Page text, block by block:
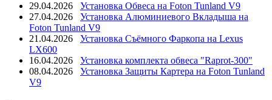
29.04.2026
Установка Обвеса на Foton Tunland V9
27.04.2026
Установка Алюминиевого Вкладыша на
Foton Tunland V9
21.04.2026
Установка Съёмного Фаркопа на Lexus
LX600
16.04.2026
Установка комплекта обвеса "Raprot-300"
08.04.2026
Установка Защиты Картера на Foton Tunland
V9